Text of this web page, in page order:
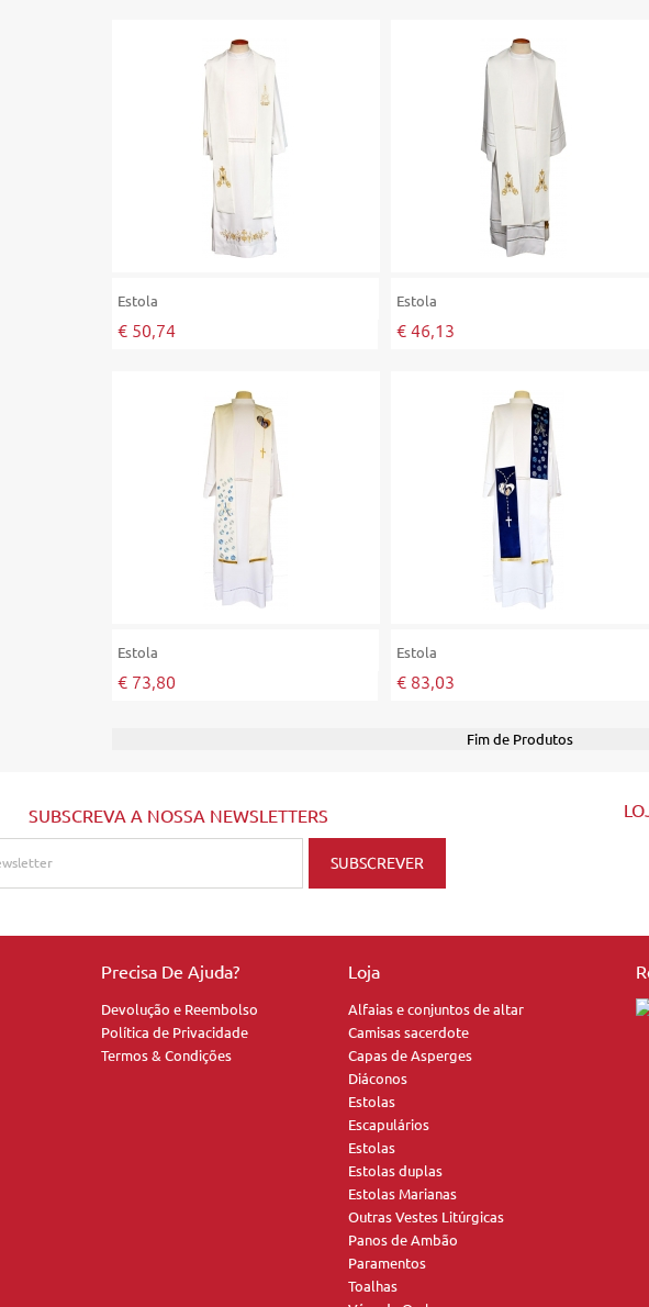
Estola
€ 50,74
Estola
€ 46,13
Estola
€ 73,80
Estola
€ 83,03
Fim de Produtos
SUBSCREVA A NOSSA NEWSLETTERS
Precisa De Ajuda?
Devolução e Reembolso
Política de Privacidade
Termos & Condições
Loja
Alfaias e conjuntos de altar
Camisas sacerdote
Capas de Asperges
Diáconos
Estolas
Escapulários
Estolas
Estolas duplas
Estolas Marianas
Outras Vestes Litúrgicas
Panos de Ambão
Paramentos
Toalhas